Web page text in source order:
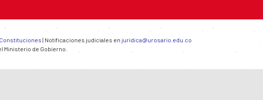
| Notificaciones judiciales en juridica@urosario.edu.co
Ministerio de Gobierno.